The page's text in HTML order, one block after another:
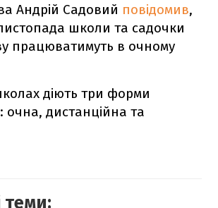
Андрій Садовий повідомив,
школи та садочки
працюватимуть в очному
діють три форми
очна, дистанційна та
теми: